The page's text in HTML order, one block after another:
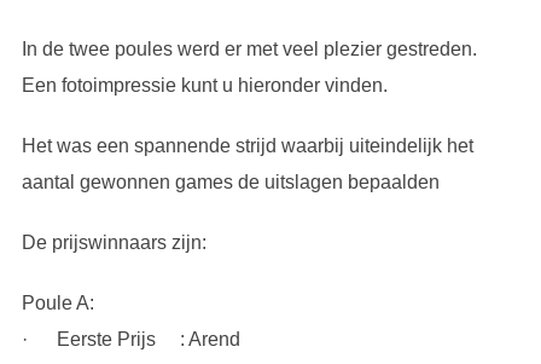
In de twee poules werd er met veel plezier gestreden.
Een fotoimpressie kunt u hieronder vinden.
Het was een spannende strijd waarbij uiteindelijk het
aantal gewonnen games de uitslagen bepaalden
De prijswinnaars zijn:
Poule A:
· Eerste Prijs : Arend